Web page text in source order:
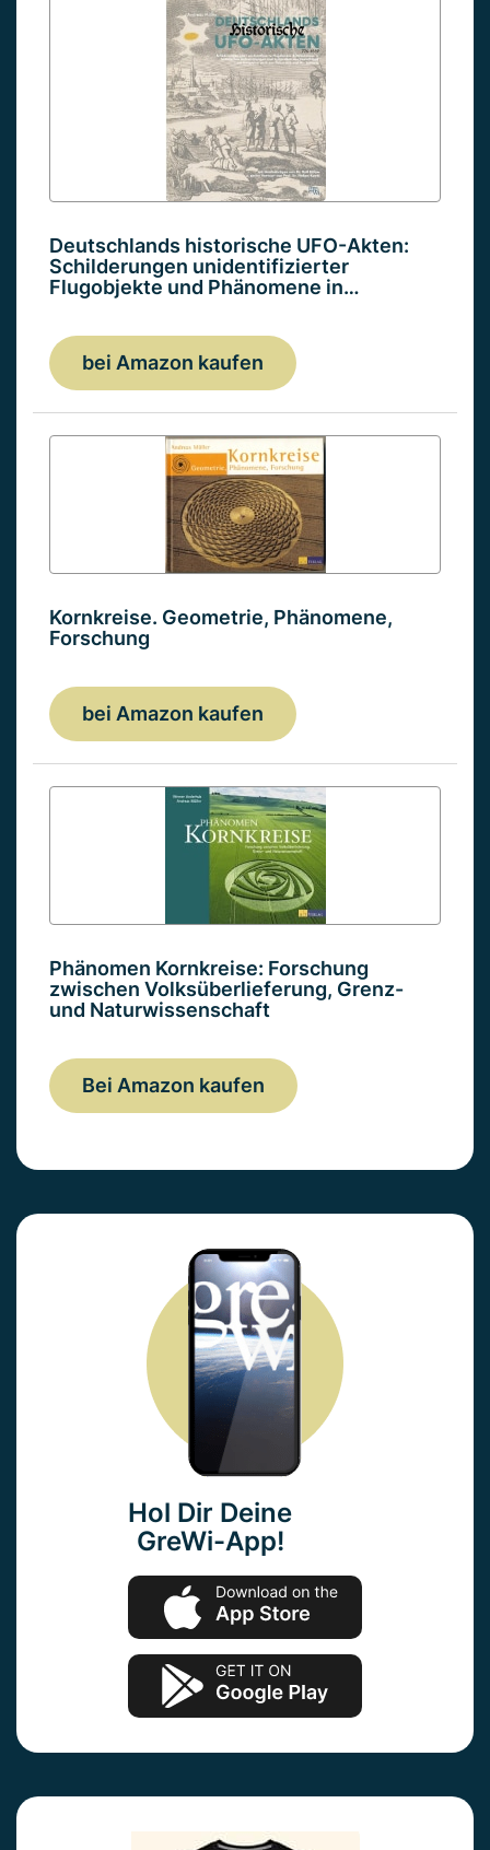
Deutschlands historische UFO-Akten:
Schilderungen unidentifizierter
Flugobjekte und Phänomene in…
bei Amazon kaufen
Kornkreise. Geometrie, Phänomene,
Forschung
bei Amazon kaufen
Phänomen Kornkreise: Forschung
zwischen Volksüberlieferung, Grenz-
und Naturwissenschaft
Bei Amazon kaufen
Hol Dir Deine
GreWi-App!